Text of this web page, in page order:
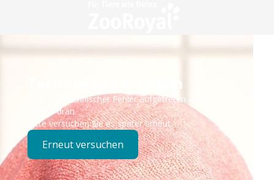
Technisches Problem
Es ist ein technischer Fehler aufgetreten – wir sind
bereits dran.
Bitte versuchen Sie es später erneut.
Erneut versuchen